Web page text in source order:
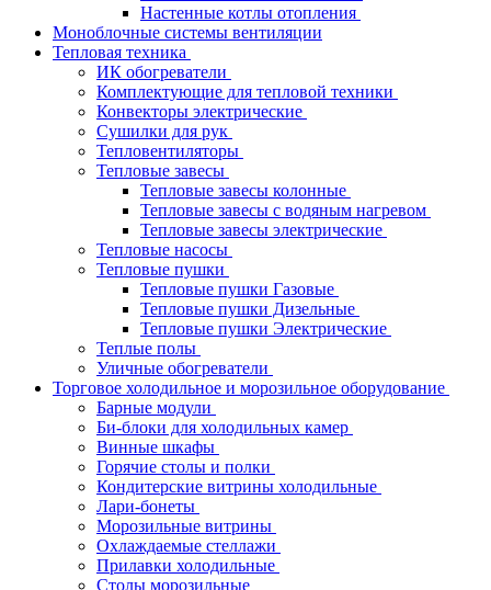
Настенные котлы отопления
Моноблочные системы вентиляции
Тепловая техника
ИК обогреватели
Комплектующие для тепловой техники
Конвекторы электрические
Сушилки для рук
Тепловентиляторы
Тепловые завесы
Тепловые завесы колонные
Тепловые завесы с водяным нагревом
Тепловые завесы электрические
Тепловые насосы
Тепловые пушки
Тепловые пушки Газовые
Тепловые пушки Дизельные
Тепловые пушки Электрические
Теплые полы
Уличные обогреватели
Торговое холодильное и морозильное оборудование
Барные модули
Би-блоки для холодильных камер
Винные шкафы
Горячие столы и полки
Кондитерские витрины холодильные
Лари-бонеты
Морозильные витрины
Охлаждаемые стеллажи
Прилавки холодильные
Столы морозильные